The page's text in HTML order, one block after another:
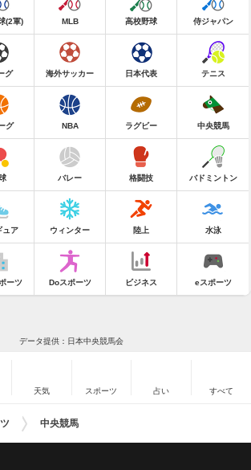
(2軍) MLB 高校野球 侍ジャパン
グ 海外サッカー 日本代表 テニス
グ NBA ラグビー 中央競馬
バレー 格闘技 バドミントン
ュア ウィンター 陸上 水泳
ーツ Doスポーツ ビジネス eスポーツ
データ提供：日本中央競馬会
天気 スポーツ 占い すべて
中央競馬